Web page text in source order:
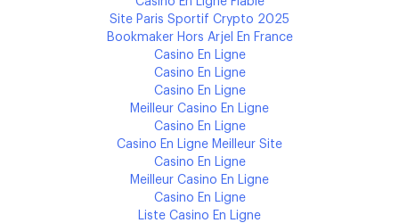
Site Paris Sportif Crypto 2025
Bookmaker Hors Arjel En France
Casino En Ligne
Casino En Ligne
Casino En Ligne
Meilleur Casino En Ligne
Casino En Ligne
Casino En Ligne Meilleur Site
Casino En Ligne
Meilleur Casino En Ligne
Casino En Ligne
Liste Casino En Ligne